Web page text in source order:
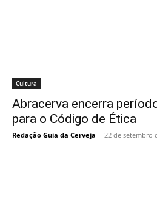
Cultura
Abracerva encerra
para o Código de Ética
Redação Guia da Cerveja - 22 de setembro